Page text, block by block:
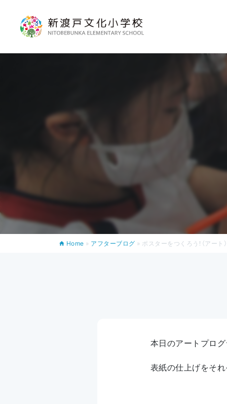
Home » アフターブログ » ポスターをつくろう！（アート）
本日のアートプロ
表紙の仕上げをそ